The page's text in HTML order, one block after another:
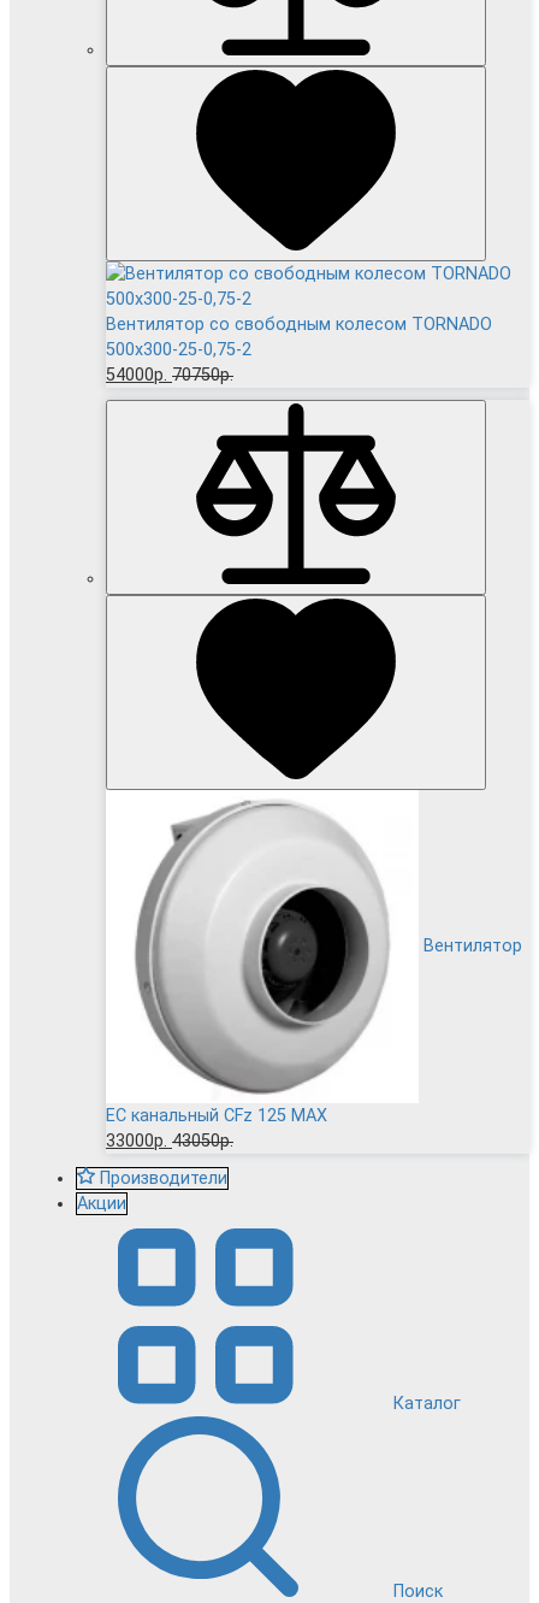
Вентилятор cо свободным колесом TORNADO
500x300-25-0,75-2
54000р. 70750р.
Вентилятор
EC канальный CFz 125 MAX
33000р. 43050р.
Производители
Акции
Каталог
Поиск